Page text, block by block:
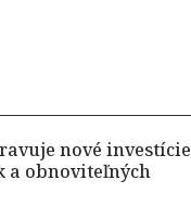
nové investície
a obnoviteľných